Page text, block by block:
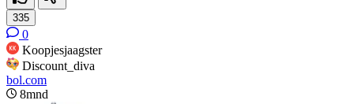
335
0
Koopjesjaagster
Discount_diva
bol.com
8mnd